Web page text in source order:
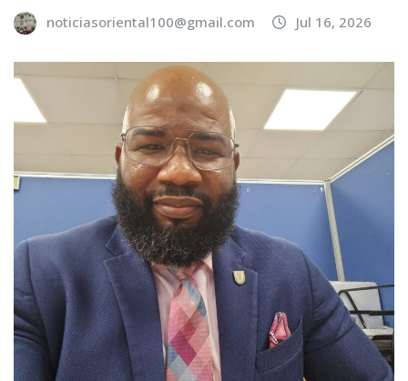
noticiasoriental100@gmail.com Jul 16, 2026